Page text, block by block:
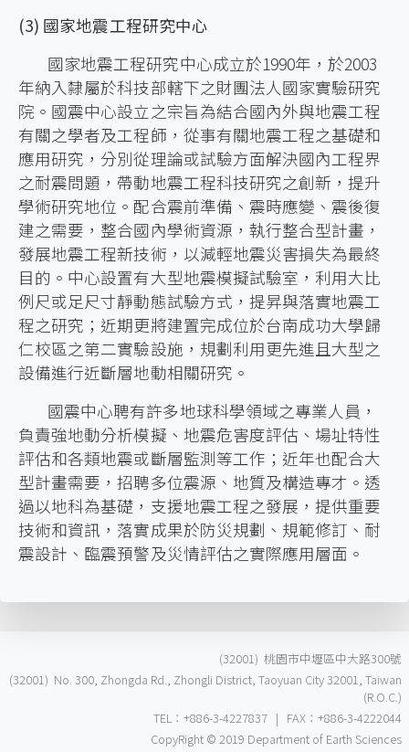
(3) 國家地震工程研究中心
國家地震工程研究中心成立於1990年，於2003
年納入隸屬於科技部轄下之財團法人國家實驗研究
院。國震中心設立之宗旨為結合國內外與地震工程
有關之學者及工程師，從事有關地震工程之基礎和
應用研究，分別從理論或試驗方面解決國內工程界
之耐震問題，帶動地震工程科技研究之創新，提升
學術研究地位。配合震前準備、震時應變、震後復
建之需要，整合國內學術資源，執行整合型計畫，
發展地震工程新技術，以減輕地震災害損失為最終
目的。中心設置有大型地震模擬試驗室，利用大比
例尺或足尺寸靜動態試驗方式，提昇與落實地震工
程之研究；近期更將建置完成位於台南成功大學歸
仁校區之第二實驗設施，規劃利用更先進且大型之
設備進行近斷層地動相關研究。
國震中心聘有許多地球科學領域之專業人員，
負責強地動分析模擬、地震危害度評估、場址特性
評估和各類地震或斷層監測等工作；近年也配合大
型計畫需要，招聘多位震源、地質及構造專才。透
過以地科為基礎，支援地震工程之發展，提供重要
技術和資訊，落實成果於防災規劃、規範修訂、耐
震設計、臨震預警及災情評估之實際應用層面。
(32001) 桃園市中壢區中大路300號
(32001) No. 300, Zhongda Rd., Zhongli District, Taoyuan City 32001, Taiwan
(R.O.C.)
TEL：+886-3-4227837 | FAX：+886-3-4222044
CopyRight © 2019 Department of Earth Sciences